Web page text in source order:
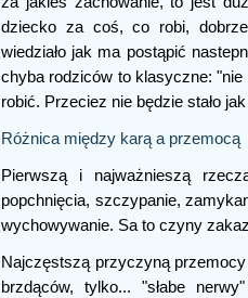
dziecko za coś, co robi,
wiedziało jak ma postąpić
chyba rodziców to klasyczne:
robić. Przeciez nie będzie stało jak
Różnica między karą a przemocą
Pierwszą i najważnieszą
popchnięcia, szczypanie,
wychowywanie. Sa to czyny
Najczęstszą przyczyną
brzdąców, tylko... "słabe